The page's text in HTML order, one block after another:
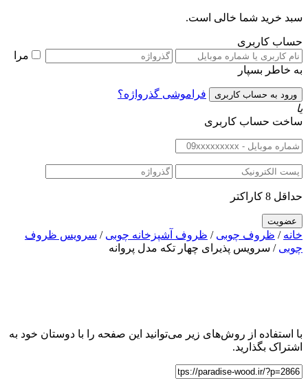
سبد خرید شما خالی است.
حساب کاربری
مرا
به خاطر بسپار
فراموشی گذرواژه؟
یا
ساخت حساب کاربری
حداقل 8 کاراکتر
خانه / ظروف چوبی / ظروف آشپزخانه چوبی / سرویس ظروف
چوبی / سرویس پذیرای چهار تکه مدل پروانه
با استفاده از روش‌های زیر می‌توانید این صفحه را با دوستان خود به
اشتراک بگذارید.